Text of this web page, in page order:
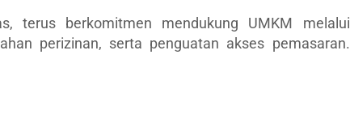
terus berkomitmen mendukung UMKM melalui
perizinan, serta penguatan akses pemasaran.